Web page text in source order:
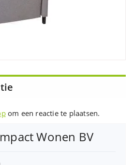
om een reactie te plaatsen.
Wonen BV